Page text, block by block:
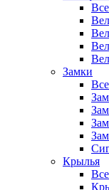
Замки
Крылья